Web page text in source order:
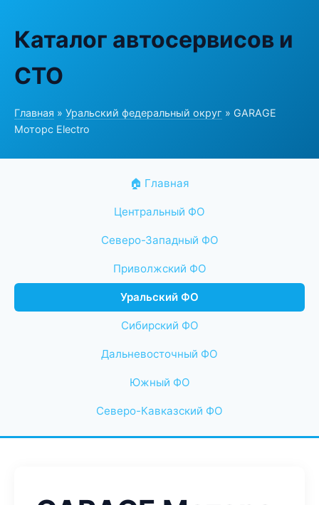
Каталог автосервисов и
СТО
Главная » Уральский федеральный округ » GARAGE
Моторс Electro
🏠 Главная
Центральный ФО
Северо-Западный ФО
Приволжский ФО
Уральский ФО
Сибирский ФО
Дальневосточный ФО
Южный ФО
Северо-Кавказский ФО